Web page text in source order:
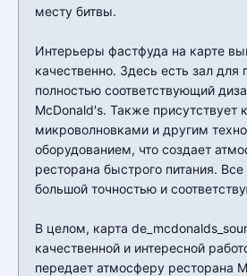
месту битвы.
Интерьеры фастфуда на карте
качественно. Здесь есть зал для
полностью соответствующий
McDonald's. Также присутствует
микроволновками и другим
оборудованием, что создает
ресторана быстрого питания.
большой точностью и
В целом, карта
качественной и интересной
передает атмосферу ресторана